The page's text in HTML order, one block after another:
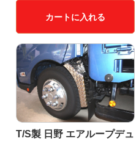
カートに入れる
T/S製 日野 エアループデュ